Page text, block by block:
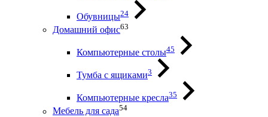
Обувницы24
Домашний офис63
Компьютерные столы45
Тумба с ящиками3
Компьютерные кресла35
Мебель для сада54